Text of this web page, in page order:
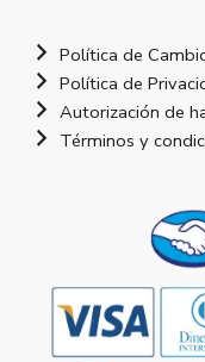
Política de
Política de
Autorización de
Términos y